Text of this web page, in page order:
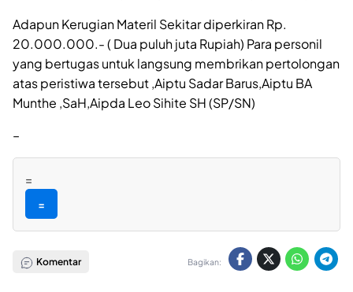
Adapun Kerugian Materil Sekitar diperkiran Rp.
20.000.000.- ( Dua puluh juta Rupiah) Para personil
yang bertugas untuk langsung membrikan pertolongan
atas peristiwa tersebut ,Aiptu Sadar Barus,Aiptu BA
Munthe ,SaH,Aipda Leo Sihite SH (SP/SN)
–
=
=
Komentar Bagikan: